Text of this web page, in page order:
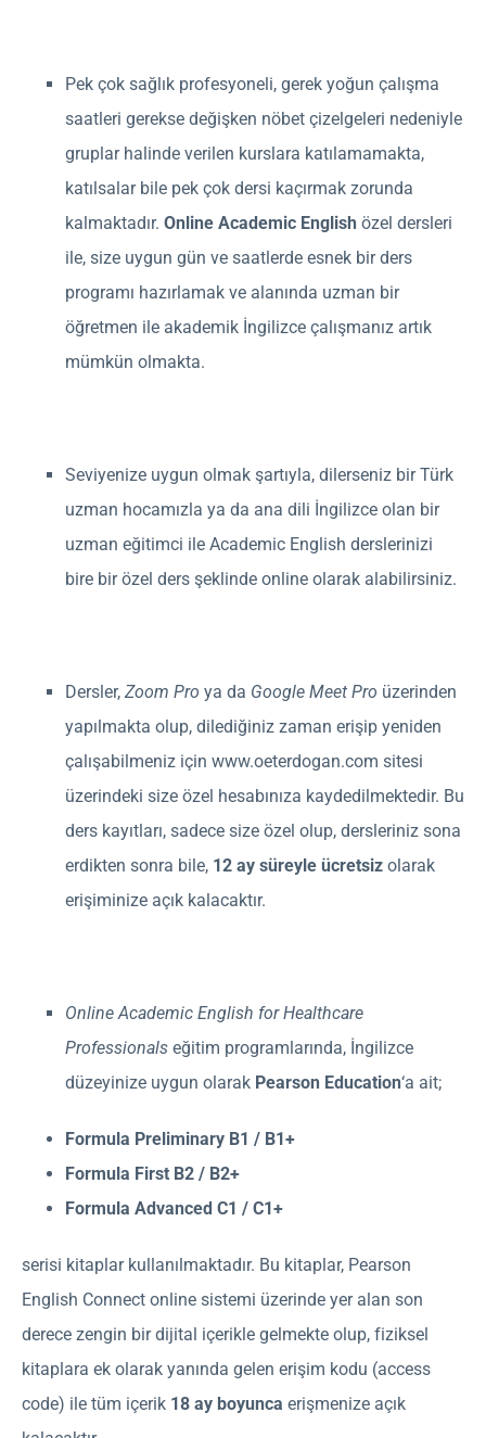
Pek çok sağlık profesyoneli, gerek yoğun çalışma
saatleri gerekse değişken nöbet çizelgeleri nedeniyle
gruplar halinde verilen kurslara katılamamakta,
katılsalar bile pek çok dersi kaçırmak zorunda
kalmaktadır. Online Academic English özel dersleri
ile, size uygun gün ve saatlerde esnek bir ders
programı hazırlamak ve alanında uzman bir
öğretmen ile akademik İngilizce çalışmanız artık
mümkün olmakta.
Seviyenize uygun olmak şartıyla, dilerseniz bir Türk
uzman hocamızla ya da ana dili İngilizce olan bir
uzman eğitimci ile Academic English derslerinizi
bire bir özel ders şeklinde online olarak alabilirsiniz.
Dersler, Zoom Pro ya da Google Meet Pro üzerinden
yapılmakta olup, dilediğiniz zaman erişip yeniden
çalışabilmeniz için www.oeterdogan.com sitesi
üzerindeki size özel hesabınıza kaydedilmektedir. Bu
ders kayıtları, sadece size özel olup, dersleriniz sona
erdikten sonra bile, 12 ay süreyle ücretsiz olarak
erişiminize açık kalacaktır.
Online Academic English for Healthcare
Professionals eğitim programlarında, İngilizce
düzeyinize uygun olarak Pearson Education‘a ait;
Formula Preliminary B1 / B1+
Formula First B2 / B2+
Formula Advanced C1 / C1+
serisi kitaplar kullanılmaktadır. Bu kitaplar, Pearson
English Connect online sistemi üzerinde yer alan son
derece zengin bir dijital içerikle gelmekte olup, fiziksel
kitaplara ek olarak yanında gelen erişim kodu (access
code) ile tüm içerik 18 ay boyunca erişmenize açık